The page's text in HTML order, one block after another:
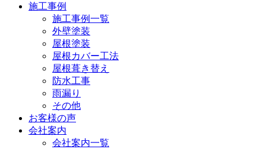
施工事例
施工事例一覧
外壁塗装
屋根塗装
屋根カバー工法
屋根葺き替え
防水工事
雨漏り
その他
お客様の声
会社案内
会社案内一覧